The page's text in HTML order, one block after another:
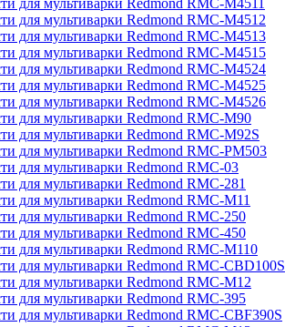
для мультиварки Redmond RMC-M4511
для мультиварки Redmond RMC-M4512
для мультиварки Redmond RMC-M4513
для мультиварки Redmond RMC-M4515
для мультиварки Redmond RMC-M4524
для мультиварки Redmond RMC-M4525
для мультиварки Redmond RMC-M4526
для мультиварки Redmond RMC-M90
для мультиварки Redmond RMC-M92S
для мультиварки Redmond RMC-PM503
для мультиварки Redmond RMC-03
для мультиварки Redmond RMC-281
для мультиварки Redmond RMC-M11
для мультиварки Redmond RMC-250
для мультиварки Redmond RMC-450
для мультиварки Redmond RMC-M110
для мультиварки Redmond RMC-CBD100S
для мультиварки Redmond RMC-M12
для мультиварки Redmond RMC-395
для мультиварки Redmond RMC-CBF390S